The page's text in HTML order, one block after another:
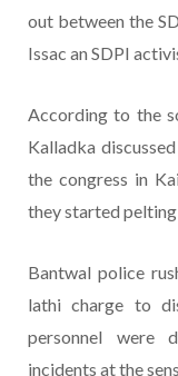
out between the
Issac an SDPI
According to the
Kalladka
the congress in
they started
Bantwal police
lathi charge to
personnel were
incidents at the